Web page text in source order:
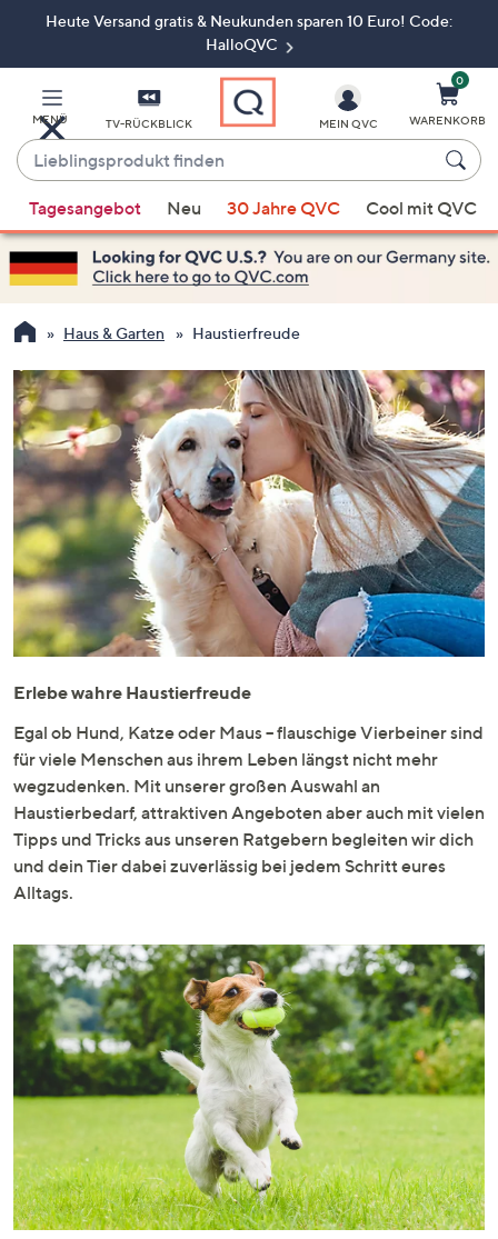
ZumHeute Versand gratis & Neukunden sparen 10 Euro! Code:
HalloQVC
MENÜ TV-RÜCKBLICK
Lieblingsprodukt
finden
Vorschläge
verfügbar
sind,
verwenden
Sie
Pfeiltasten
nach
oben
und
nach
unten
oder
wischen
Sie
auf
Touch-
nach
links
bzw.
rechts,
um
diese
anzuzeigen.
MEIN QVC
0
WARENKORB
Tagesangebot Neu 30 Jahre QVC Cool mit QVC
Haus & Garten Haustierfreude
Erlebe wahre Haustierfreude
Egal ob Hund, Katze oder Maus – flauschige Vierbeiner sind
für viele Menschen aus ihrem Leben längst nicht mehr
wegzudenken. Mit unserer großen Auswahl an
Haustierbedarf, attraktiven Angeboten aber auch mit vielen
Tipps und Tricks aus unseren Ratgebern begleiten wir dich
und dein Tier dabei zuverlässig bei jedem Schritt eures
Alltags.